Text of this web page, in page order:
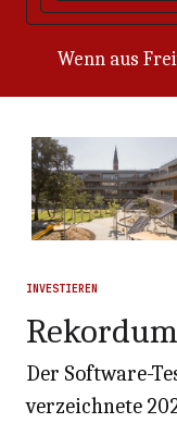
Wenn aus
INVESTIEREN
Der Software-
verzeichnete